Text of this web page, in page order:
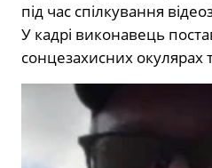
під час спілкування
У кадрі виконавець
сонцезахисних окулярах